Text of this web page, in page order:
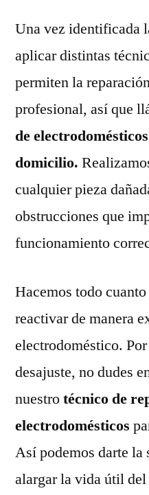
Una vez identificada
aplicar distintas
permiten la
profesional, así que
de
domicilio.
cualquier pieza
obstrucciones que
funcionamiento
Hacemos todo
reactivar de manera
electrodoméstico.
desajuste, no dudes
nuestrotécnico de
electrodomésticos
Así podemos darte la
alargar la vida útil